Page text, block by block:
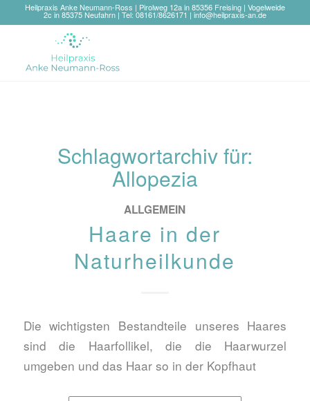
Heilpraxis Anke Neumann-Ross | Pirolweg 12a in 85356 Freising | Vogelweide
2c in 85375 Neufahrn | Tel: 08161/8626171 | info@heilpraxis-an.de
Schlagwortarchiv für:
Allopezia
ALLGEMEIN
Haare in der
Naturheilkunde
Die wichtigsten Bestandteile unseres Haares
sind die Haarfollikel, die die Haarwurzel
umgeben und das Haar so in der Kopfhaut